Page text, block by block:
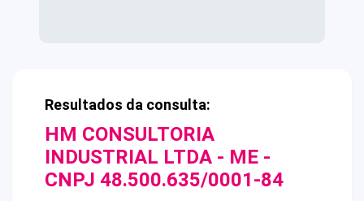
Resultados da consulta:
HM CONSULTORIA
INDUSTRIAL LTDA - ME -
CNPJ 48.500.635/0001-84